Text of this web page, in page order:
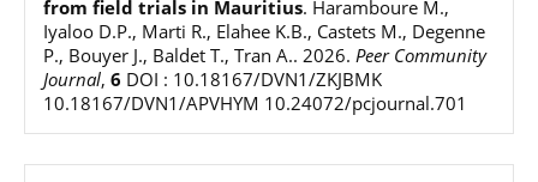
from field trials in Mauritius. Haramboure M.,
Iyaloo D.P., Marti R., Elahee K.B., Castets M., Degenne
P., Bouyer J., Baldet T., Tran A.. 2026. Peer Community
Journal, 6 DOI : 10.18167/DVN1/ZKJBMK
10.18167/DVN1/APVHYM 10.24072/pcjournal.701